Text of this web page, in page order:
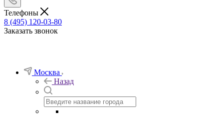
Телефоны
8 (495) 120-03-80
Заказать звонок
Москва
Назад